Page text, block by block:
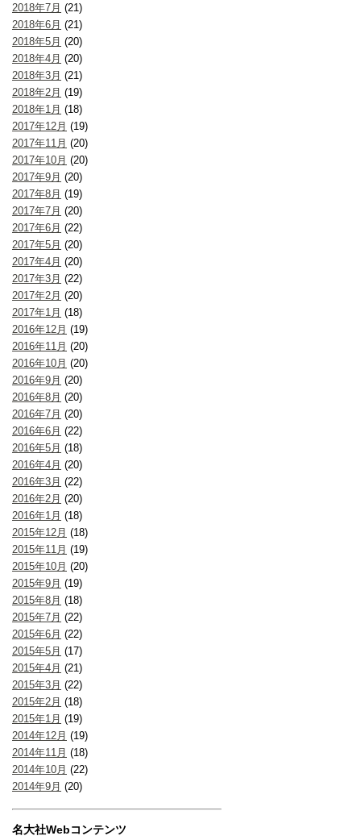
2018年7月 (21)
2018年6月 (21)
2018年5月 (20)
2018年4月 (20)
2018年3月 (21)
2018年2月 (19)
2018年1月 (18)
2017年12月 (19)
2017年11月 (20)
2017年10月 (20)
2017年9月 (20)
2017年8月 (19)
2017年7月 (20)
2017年6月 (22)
2017年5月 (20)
2017年4月 (20)
2017年3月 (22)
2017年2月 (20)
2017年1月 (18)
2016年12月 (19)
2016年11月 (20)
2016年10月 (20)
2016年9月 (20)
2016年8月 (20)
2016年7月 (20)
2016年6月 (22)
2016年5月 (18)
2016年4月 (20)
2016年3月 (22)
2016年2月 (20)
2016年1月 (18)
2015年12月 (18)
2015年11月 (19)
2015年10月 (20)
2015年9月 (19)
2015年8月 (18)
2015年7月 (22)
2015年6月 (22)
2015年5月 (17)
2015年4月 (21)
2015年3月 (22)
2015年2月 (18)
2015年1月 (19)
2014年12月 (19)
2014年11月 (18)
2014年10月 (22)
2014年9月 (20)
名大社Webコンテンツ